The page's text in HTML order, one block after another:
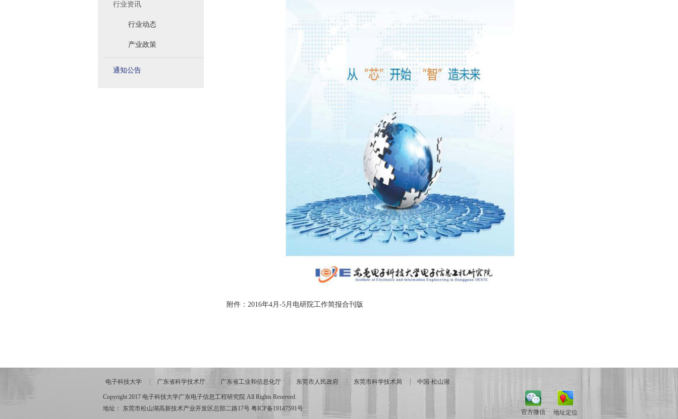
行业资讯
行业动态
产业政策
通知公告
附件：2016年4月-5月电研院工作简报合刊版
电子科技大学 广东省科学技术厅 广东省工业和信息化厅 东莞市人民政府 东莞市科学技术局 中国·松山湖
Copyright 2017 电子科技大学广东电子信息工程研究院 All Rights Reserved.
地址： 东莞市松山湖高新技术产业开发区总部二路17号 粤ICP备19147591号 官方微信 地址定位